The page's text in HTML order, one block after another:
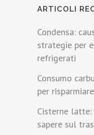
ARTICOLI
Condensa:
strategie per
refrigerati
Consumo
per risparmiare
Cisterne
sapere sul